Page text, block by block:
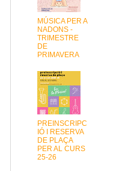
MÚSICA PER A
NADONS -
TRIMESTRE
DE
PRIMAVERA
PREINSCRIPC
IÓ I RESERVA
DE PLAÇA
PER AL CURS
25-26